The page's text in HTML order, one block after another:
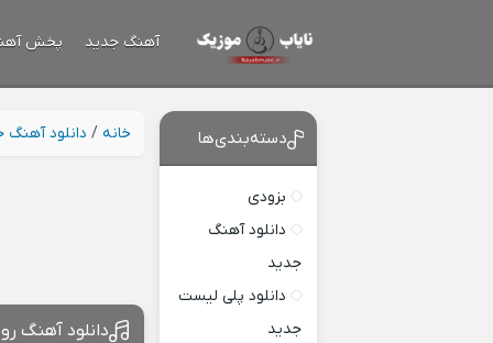
آهنگ جدید پخش
خانه / دانلود آهنگ
دانلود آهنگ
دسته‌بندی‌ها
بزودی
دانلود آهنگ
جدید
دانلود پلی لیست
جدید